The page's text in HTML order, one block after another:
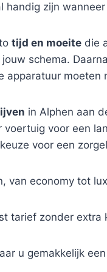
zijn
tijd en moeite die
schema.
apparatuur moeten
in Alphen aan
voor een
voor een
economy tot
tarief zonder extra
u gemakkelijk